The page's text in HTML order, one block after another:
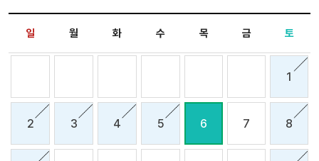
날짜 선택 달력입니다. 원하는 날짜를 클릭하면 해당 날짜의 회차를 확인할 수 있습니다.
일 월 화 수 목 금 토
1
2 3 4 5 6 7 8